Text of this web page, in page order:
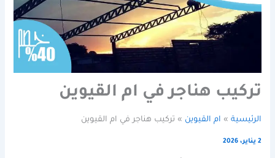
تركيب هناجر في ام القيوين
الرئيسية ام القيوين تركيب هناجر في ام القيوين
2 يناير، 2026